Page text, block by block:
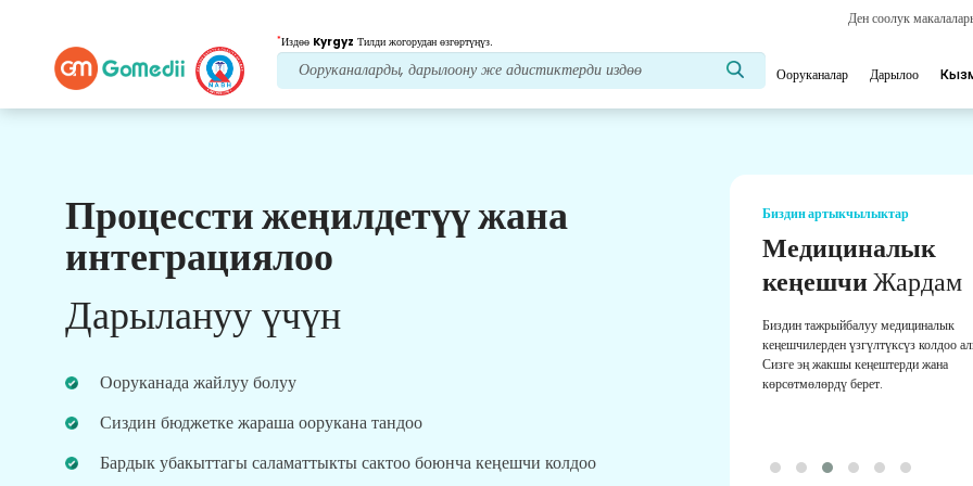
Ден соолук
*Издөө Kyrgyz Тилди жогорудан өзгөртүңүз.
Ооруканалар Дарылоо
Процессти жеңилдетүү жана
интеграциялоо
Дарылануу үчүн
Ооруканада жайлуу болуу
Сиздин бюджетке жараша оорукана тандоо
Бардык убакыттагы саламаттыкты сактоо боюнча кеңешчи колдоо
Биздин артыкчылыктар
Пост дарылоокам
көрүү
Ар дайым көйгөйлөрүңүздү чечүү үчүн биздин
дарылоо муктаждыктарыңыз боюнча
Биздин артыкчылыктар
Медициналык
кеңешчиЖардам
Биздин тажрыйбалуу медициналык
кеңешчилерден үзгүлтүксүз колдоо
Сизге эң жакшы кеңештерди жана
көрсөтмөлөрдү берет.